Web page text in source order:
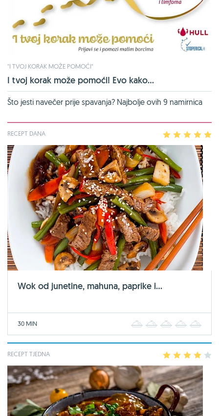
"I TVOJ KORAK MOŽE POMOĆI"
I tvoj korak može pomoći! Evo kako...
Što jesti navečer prije spavanja? Najbolje ovih 9 namirnica
RECEPT DANA 2 3 4
Wok od junetine, mahuna, paprike i...
30 MIN 2 3 4
RECEPT TJEDNA 2 3 4